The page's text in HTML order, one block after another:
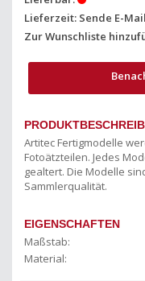
Lieferzeit: Sende E-Mail
Zur Wunschliste
Artitec Fertigmodelle
Fotoätzteilen. Jedes
gealtert. Die Modelle
Sammlerqualität.
EIGENSCHAFTEN
Maßstab:
Material: